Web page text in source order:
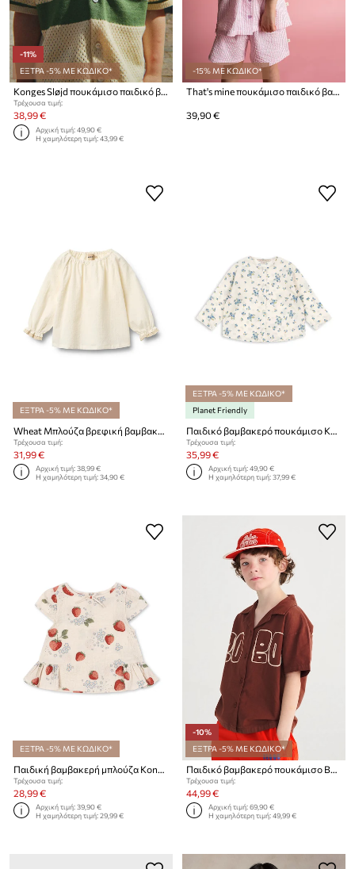
-11%
ΕΞΤΡΑ -5% ΜΕ ΚΩΔΙΚΟ*
Konges Sløjd πουκάμισο παιδικό βαμβακερό HAI KNIT SHIRT GOTS
Τρέχουσα τιμή:
38,99 €
Αρχική τιμή:49,90 €
Η χαμηλότερη τιμή:43,99 €
-15% ΜΕ ΚΩΔΙΚΟ*
That's mine πουκάμισο παιδικό βαμβακερό Ino
39,90 €
ΕΞΤΡΑ -5% ΜΕ ΚΩΔΙΚΟ*
Τρέχουσα τιμή:
31,99 €
Αρχική τιμή:38,99 €
Η χαμηλότερη τιμή:34,90 €
ΕΞΤΡΑ -5% ΜΕ ΚΩΔΙΚΟ*
Planet Friendly
Τρέχουσα τιμή:
35,99 €
Αρχική τιμή:49,90 €
Η χαμηλότερη τιμή:37,99 €
ΕΞΤΡΑ -5% ΜΕ ΚΩΔΙΚΟ*
Παιδική βαμβακερή μπλούζα Konges Sløjd AVA SS TOP GOTS
Τρέχουσα τιμή:
28,99 €
Αρχική τιμή:39,90 €
Η χαμηλότερη τιμή:29,99 €
-10%
ΕΞΤΡΑ -5% ΜΕ ΚΩΔΙΚΟ*
Παιδικό βαμβακερό πουκάμισο Bobo Choses
Τρέχουσα τιμή:
44,99 €
Αρχική τιμή:69,90 €
Η χαμηλότερη τιμή:49,99 €